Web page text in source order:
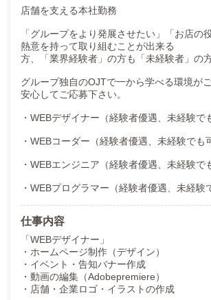
店舗を支える本社勤務
「グループをより発展させたい」「お店の
熱意を持って取り組むことが出来る
方、「業界経験者」の方も「未経験者」の
グループ独自のOJTで一から学べる環境が
安心してご応募下さい。
・WEBデザイナー（経験者優遇、未経験で
・WEBコーダー（経験者優遇、未経験でも
・WEBエンジニア（経験者優遇、未経験で
・WEBプログラマー（経験者優遇、未経験
仕事内容
「WEBデザイナー」
・ホームページ制作（デザイン）
・イベント・告知バナー作成
・動画の編集（Adobepremiere）
・店舗・企業ロゴ・イラストの作成